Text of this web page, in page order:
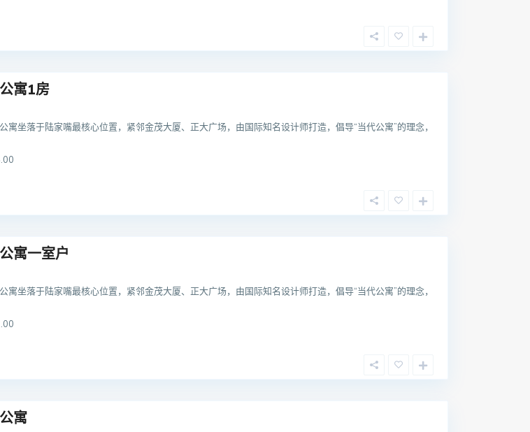
寓1房
寓坐落于陆家嘴最核心位置，紧邻金茂大厦、正大广场，由国际知名设计师打造，倡导“当代公寓”的理念，
寓一室户
寓坐落于陆家嘴最核心位置，紧邻金茂大厦、正大广场，由国际知名设计师打造，倡导“当代公寓”的理念，
寓